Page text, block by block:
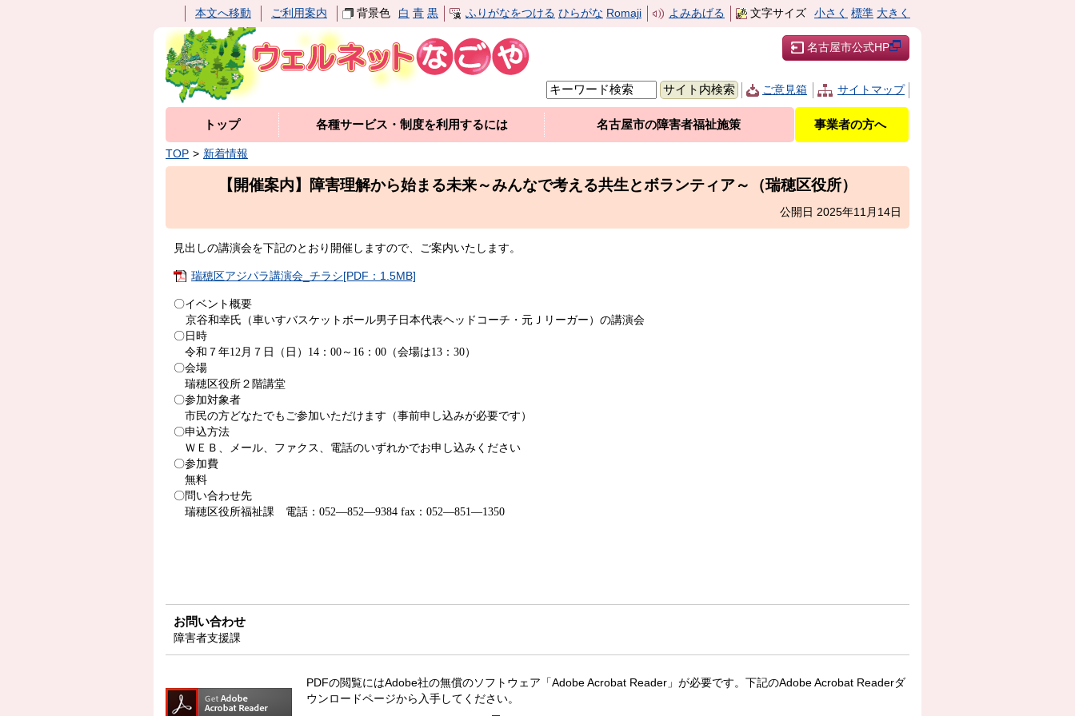
本文へ移動 ご利用案内 背景色 白 青 黒 ふりがなをつける ひらがな Romaji よみあげる 文字サイズ 小さく 標準 大きく
名古屋市公式HP
ご意見箱 サイトマップ
トップ 各種サービス・制度を利用するには 名古屋市の障害者福祉施策 事業者の方へ
TOP 新着情報
【開催案内】障害理解から始まる未来～みんなで考える共生とボランティア～（瑞穂区役所）
公開日 2025年11月14日
見出しの講演会を下記のとおり開催しますので、ご案内いたします。
瑞穂区アジパラ講演会_チラシ[PDF：1.5MB]
〇イベント概要
京谷和幸氏（車いすバスケットボール男子日本代表ヘッドコーチ・元Ｊリーガー）の講演会
〇日時
令和７年12月７日（日） 14 ： 00 ～ 16 ： 00 （会場は13 ： 30）
〇会場
瑞穂区役所２階講堂
〇参加対象者
市民の方どなたでもご参加いただけます（事前申し込みが必要です）
〇申込方法
ＷＥＢ、メール、ファクス、電話のいずれかでお申し込みください
〇参加費
無料
〇問い合わせ先
瑞穂区役所福祉課 電話： 052—852—9384 fax ： 052—851—1350
お問い合わせ
障害者支援課
PDFの閲覧にはAdobe社の無償のソフトウェア「Adobe Acrobat Reader」が必要です。下記のAdobe Acrobat Readerダ
ウンロードページから入手してください。